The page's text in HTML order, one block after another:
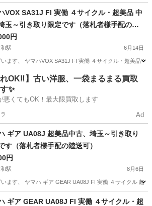
ヤマハ
VOX SA31J FI 実働 ４サイクル・超美品 中
玉～引き取り限定です（落札者様手配の陸
円
駅 6月14日
ます、 ヤマハVOX SA31J FI 実働 ４サイクル・超美品
武蔵浦和駅 ヤマハ VOX
れOK‼️】古い洋服、一袋まるまる買取
✨
悪くてもOK！最大限買取します
Ad
超美品中古、埼玉～引き取り
す（落札者様手配の陸送可）
円
駅 8月6日
ます、 ヤマハ ギア GEAR UA08J FI 実働 ４サイクル 超
武蔵浦和駅 GEAR
ギア GEAR UA08J FI 実働 ４サイクル・超